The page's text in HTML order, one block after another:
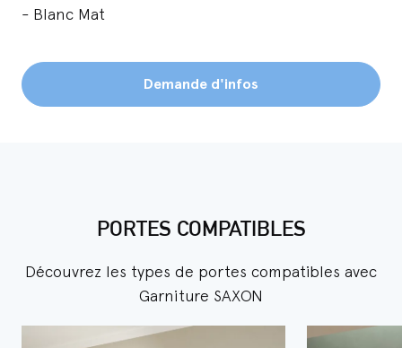
- Blanc Mat
Demande d'infos
PORTES COMPATIBLES
Découvrez les types de portes compatibles avec
Garniture SAXON